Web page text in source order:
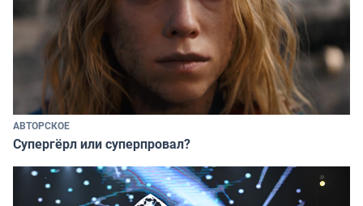
АВТОРСКОЕ
Супергёрл или суперпровал?